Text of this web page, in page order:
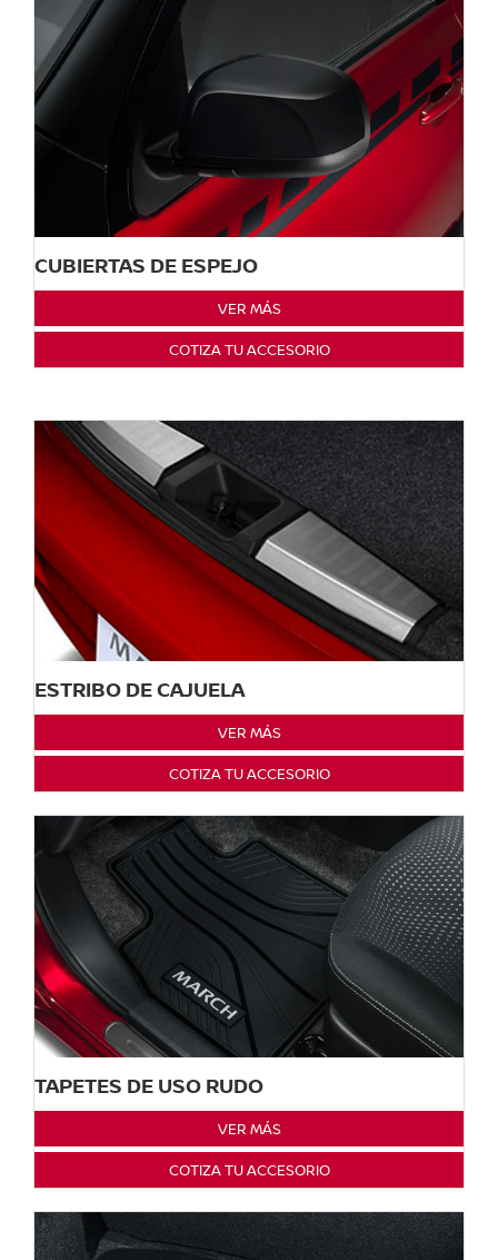
CUBIERTAS DE ESPEJO
VER MÁS
COTIZA TU ACCESORIO
ESTRIBO DE CAJUELA
VER MÁS
COTIZA TU ACCESORIO
TAPETES DE USO RUDO
VER MÁS
COTIZA TU ACCESORIO